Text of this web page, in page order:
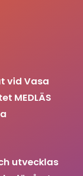
vid Vasa
MEDLÄS
utvecklas